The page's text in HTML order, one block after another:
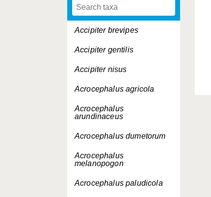
Accipiter brevipes
Accipiter gentilis
Accipiter nisus
Acrocephalus agricola
Acrocephalus
arundinaceus
Acrocephalus dumetorum
Acrocephalus
melanopogon
Acrocephalus paludicola